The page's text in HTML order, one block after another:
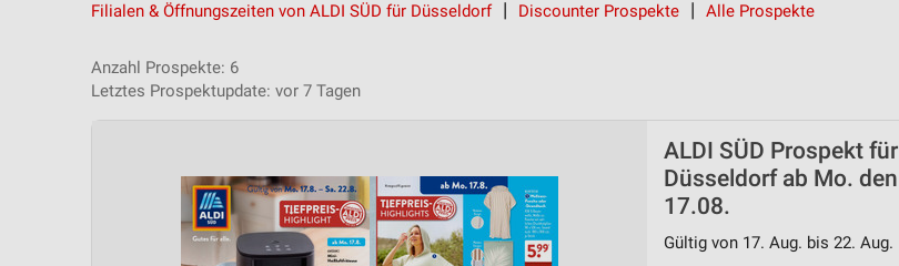
Filialen & Öffnungszeiten von ALDI SÜD für Düsseldorf Discounter Prospekte Alle Prospekte
Anzahl Prospekte: 6
Letztes Prospektupdate: vor 7 Tagen
ALDI SÜD Prospekt für
Düsseldorf ab Mo. den
17.08.
Gültig von 17. Aug. bis 22. Aug.